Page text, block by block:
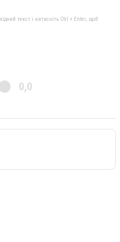
текст і натисніть Ctrl + Enter, щоб
0,0